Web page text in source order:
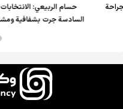
حسام الربیعي: الانتخابات
السادسة جرت بشفافية